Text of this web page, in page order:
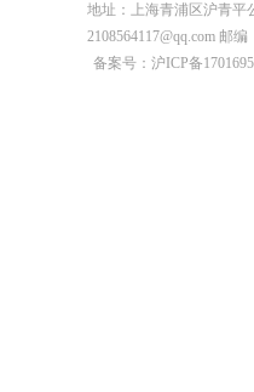
地址：上海青浦区沪青平
2108564117@qq.com 邮编
备案号：沪ICP备